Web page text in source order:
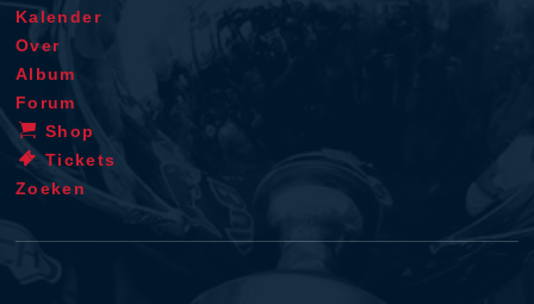
Kalender
Over
Album
Forum
Shop
Tickets
Zoeken